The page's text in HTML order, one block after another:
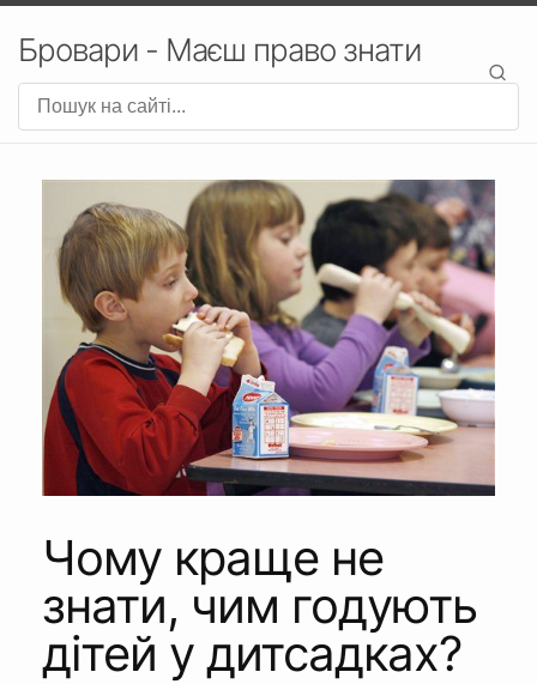
Бровари - Маєш право знати
Чому краще не
знати, чим годують
дітей у дитсадках?